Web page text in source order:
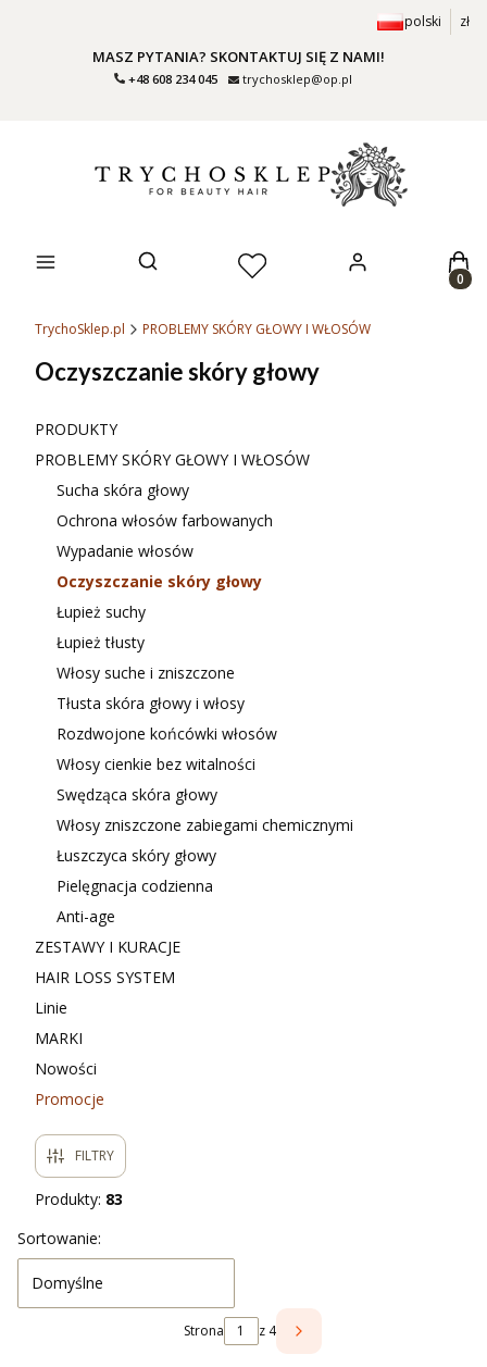
polski zł
MASZ PYTANIA? SKONTAKTUJ SIĘ Z NAMI!
+48 608 234 045 trychosklep@op.pl
Otwórz wyszukiwarkę
TrychoSklep.pl PROBLEMY SKÓRY GŁOWY I WŁOSÓW
Oczyszczanie skóry głowy
PRODUKTY
PROBLEMY SKÓRY GŁOWY I WŁOSÓW
Sucha skóra głowy
Ochrona włosów farbowanych
Wypadanie włosów
Oczyszczanie skóry głowy
Łupież suchy
Łupież tłusty
Włosy suche i zniszczone
Tłusta skóra głowy i włosy
Rozdwojone końcówki włosów
Włosy cienkie bez witalności
Swędząca skóra głowy
Włosy zniszczone zabiegami chemicznymi
Łuszczyca skóry głowy
Pielęgnacja codzienna
Anti-age
ZESTAWY I KURACJE
HAIR LOSS SYSTEM
Linie
MARKI
Nowości
Promocje
FILTRY
Produkty: 83
Lista produktów
Sortowanie:
Domyślne
Strona z 4
NASTĘPNE PRODUKTY